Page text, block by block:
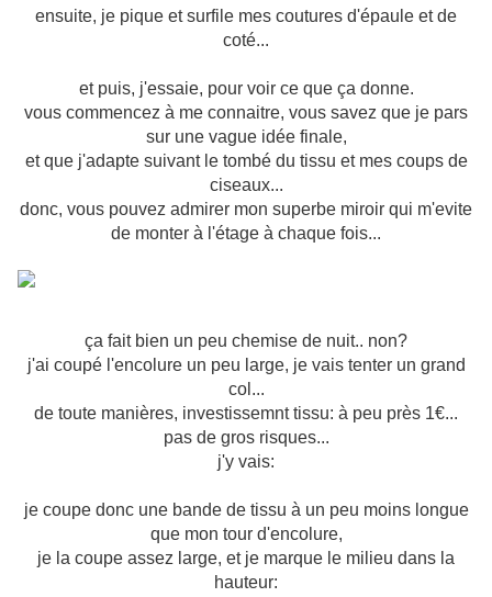
ensuite, je pique et surfile mes coutures d'épaule et de
coté...
et puis, j'essaie, pour voir ce que ça donne.
vous commencez à me connaitre, vous savez que je pars
sur une vague idée finale,
et que j'adapte suivant le tombé du tissu et mes coups de
ciseaux...
donc, vous pouvez admirer mon superbe miroir qui m'evite
de monter à l'étage à chaque fois...
ça fait bien un peu chemise de nuit.. non?
j'ai coupé l'encolure un peu large, je vais tenter un grand
col...
de toute manières, investissemnt tissu: à peu près 1€...
pas de gros risques...
j'y vais:
je coupe donc une bande de tissu à un peu moins longue
que mon tour d'encolure,
je la coupe assez large, et je marque le milieu dans la
hauteur: